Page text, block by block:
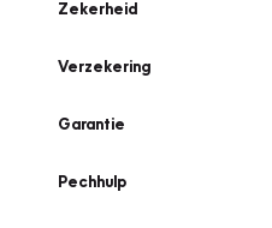
Zekerheid
Verzekering
Garantie
Pechhulp